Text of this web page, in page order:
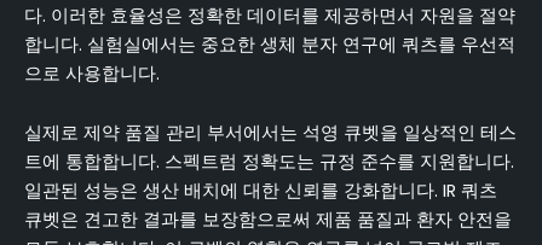
다. 이러한 효율성은 정확한 데이터를 제공하면서 자원을 절약
합니다. 실험실에서는 중요한 생체 분자 연구에 쿼츠를 우선적
으로 사용합니다.
실제로 제약 품질 관리 부서에서는 석영 큐벳을 일상적인 테스
트에 통합합니다. 스펙트럼 정확도는 규정 준수를 지원합니다.
일관된 성능은 생산 배치에 대한 신뢰를 강화합니다. IR 쿼츠
큐벳은 견고한 결과를 보장함으로써 제품 품질과 환자 안전을